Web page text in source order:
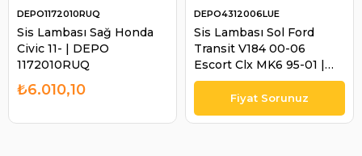
Sis Lambası Sağ Honda
Civic 11- | DEPO
1172010RUQ
DEPO1172010RUQ
₺6.010,10
Sis Lambası Sol Ford
Transit V184 00-06
Escort Clx MK6 95-01 |
DEPO 4312006LUE
DEPO4312006LUE